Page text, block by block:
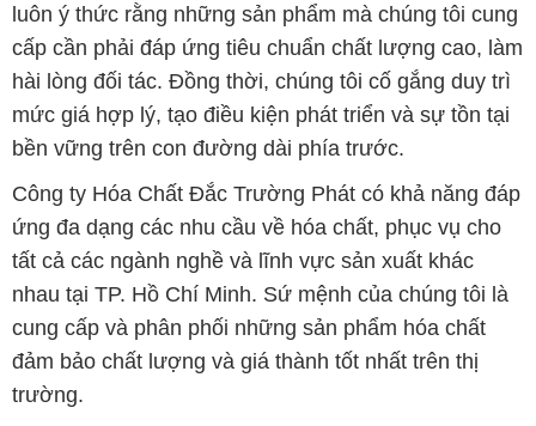
luôn ý thức rằng những sản phẩm mà chúng tôi cung
cấp cần phải đáp ứng tiêu chuẩn chất lượng cao, làm
hài lòng đối tác. Đồng thời, chúng tôi cố gắng duy trì
mức giá hợp lý, tạo điều kiện phát triển và sự tồn tại
bền vững trên con đường dài phía trước.
Công ty Hóa Chất Đắc Trường Phát có khả năng đáp
ứng đa dạng các nhu cầu về hóa chất, phục vụ cho
tất cả các ngành nghề và lĩnh vực sản xuất khác
nhau tại TP. Hồ Chí Minh. Sứ mệnh của chúng tôi là
cung cấp và phân phối những sản phẩm hóa chất
đảm bảo chất lượng và giá thành tốt nhất trên thị
trường.